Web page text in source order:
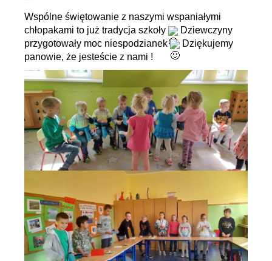
Wspólne świętowanie z naszymi wspaniałymi
chłopakami to już tradycja szkoły
Dziewczyny
przygotowały moc niespodzianek
Dziękujemy
panowie, że jesteście z nami !